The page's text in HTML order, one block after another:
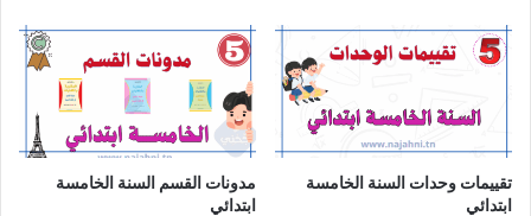
تقييمات وحدات السنة الخامسة
ابتدائي
مدونات القسم السنة الخامسة
ابتدائي